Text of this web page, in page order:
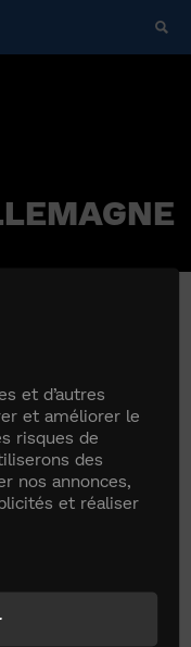
EN
et d’autres
et améliorer le
risques de
des
nos annonces,
et réaliser